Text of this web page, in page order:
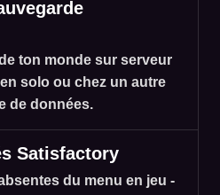
ton monde sur serveur
solo ou chez un autre
de données.
Satisfactory
du menu en jeu -